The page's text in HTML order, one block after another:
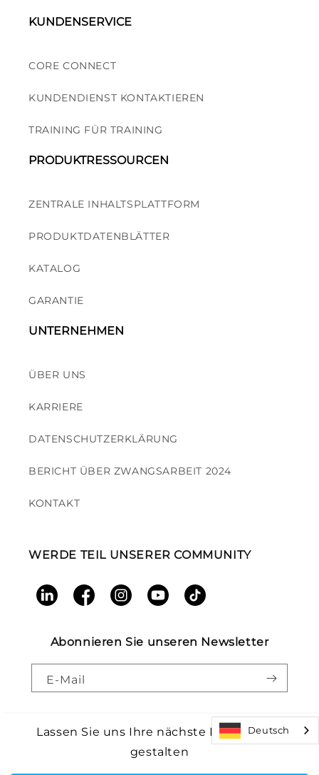
KUNDENSERVICE
CORE CONNECT
KUNDENDIENST KONTAKTIEREN
TRAINING FÜR TRAINING
PRODUKTRESSOURCEN
ZENTRALE INHALTSPLATTFORM
PRODUKTDATENBLÄTTER
KATALOG
GARANTIE
UNTERNEHMEN
ÜBER UNS
KARRIERE
DATENSCHUTZERKLÄRUNG
BERICHT ÜBER ZWANGSARBEIT 2024
KONTAKT
WERDE TEIL UNSERER COMMUNITY
LinkedInFacebookInstagramYouTubeTikTok
Abonnieren Sie unseren Newsletter
E-Mail
Zahlungsmethoden
Core Health & Fitness, LLC. Alle Rechte vorbehalten.
Lassen Sie uns Ihre nächste Einrichtung
gestalten
Deutsch